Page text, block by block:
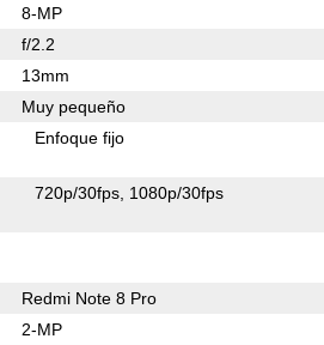
8-MP
f/2.2
13mm
Muy pequeño
Enfoque fijo
720p/30fps 1080p/30fps
Redmi Note 8 Pro
2-MP